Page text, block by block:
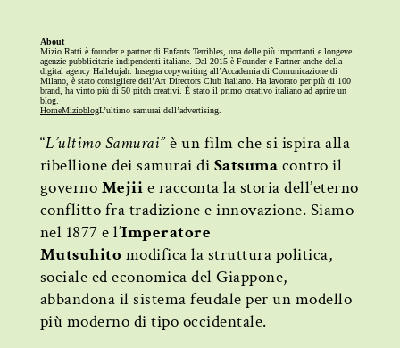
About
Mizio Ratti è founder e partner di Enfants Terribles, una delle più importanti e longeve
agenzie pubblicitarie indipendenti italiane. Dal 2015 è Founder e Partner anche della
digital agency Hallelujah. Insegna copywriting all’Accademia di Comunicazione di
Milano, è stato consigliere dell’Art Directors Club Italiano. Ha lavorato per più di 100
brand, ha vinto più di 50 pitch creativi. È stato il primo creativo italiano ad aprire un
blog.
HomeMizioblogL’ultimo samurai dell’advertising.
“L’ultimo Samurai”è un film che si ispira alla
ribellione dei samurai di Satsuma contro il
governo Mejii e racconta la storia dell’eterno
conflitto fra tradizione e innovazione. Siamo
nel 1877 e l’Imperatore
Mutsuhito modifica la struttura politica,
sociale ed economica del Giappone,
abbandona il sistema feudale per un modello
più moderno di tipo occidentale.